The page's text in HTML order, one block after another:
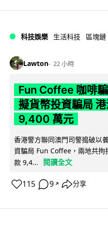
科技娛樂 生活科技 區塊鏈
Lawton 22 小時
Fun Coffee 咖啡
擬貨幣投資騙局
9,400 萬元
香港警方聯同澳門司警搗破以
資騙局 Fun Coffee，兩地共
款 9,4...
閱讀全文
115 9 ↗ 分享